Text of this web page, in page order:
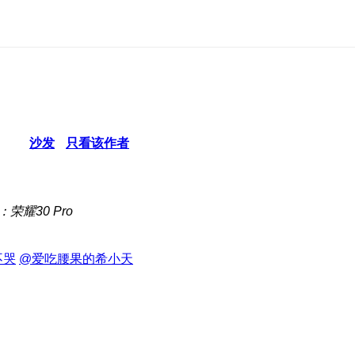
沙发 只看该作者
荣耀30 Pro
哭 @爱吃腰果的希小天